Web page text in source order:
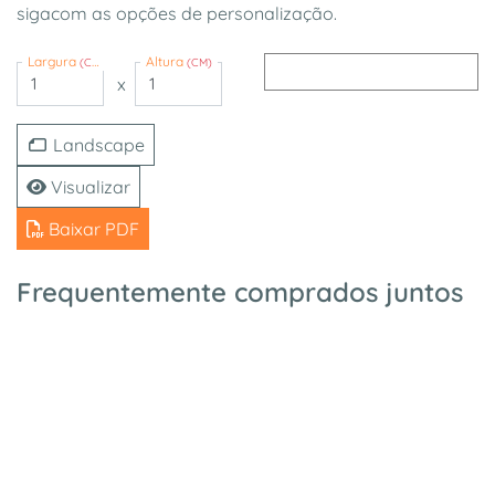
sigacom as opções de personalização.
Largura (CM)
x
Altura (CM)
Landscape
Visualizar
Baixar PDF
Frequentemente comprados juntos